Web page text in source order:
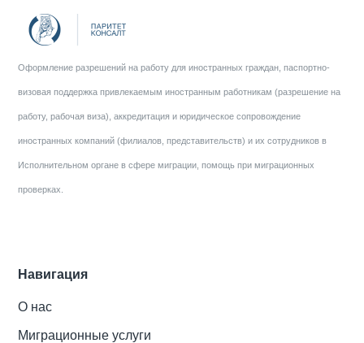
Оформление разрешений на работу для иностранных граждан, паспортно-
визовая поддержка привлекаемым иностранным работникам (разрешение на
работу, рабочая виза), аккредитация и юридическое сопровождение
иностранных компаний (филиалов, представительств) и их сотрудников в
Исполнительном органе в сфере миграции, помощь при миграционных
проверках.
Навигация
О нас
Миграционные услуги